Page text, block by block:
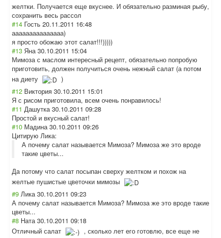
желтки. Получается еще вкуснее. И обязательно разминая рыбу,
сохранить весь рассол
#14 Гость 20.11.2011 16:48
ааааааааааааааа)
я просто обожаю этот салат!!!)))))
#13 Яна 30.10.2011 15:04
Мимоза с маслом интересный рецепт, обязательно попробую
приготовить, должен получиться очень нежный салат (а потом
на диету
)
#12 Виктория 30.10.2011 15:01
Я с рисом приготовила, всем очень понравилось!
#11 Дашутка 30.10.2011 09:28
Простой и вкусный салат!
#10 Мадина 30.10.2011 09:26
Цитирую Лика:
А почему салат называется Мимоза? Мимоза же это вроде
такие цветы...
Да потому что салат посыпан сверху желтком и похож на
желтые пушистые цветочки мимозы
#9 Лика 30.10.2011 09:23
А почему салат называется Мимоза? Мимоза же это вроде такие
цветы...
#8 Ната 30.10.2011 09:18
Отличный салат
, сколько лет его готовлю, все еще не